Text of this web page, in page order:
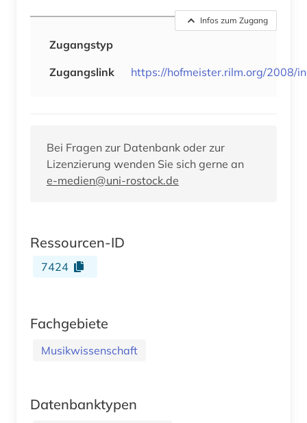
Infos zum Zugang
Zugangstyp
Zugangslink
https://hofmeister.rilm.org/2008/
Bei Fragen zur Datenbank oder zur
Lizenzierung wenden Sie sich gerne an
e-medien@uni-rostock.de
Ressourcen-ID
7424
Fachgebiete
Musikwissenschaft
Datenbanktypen